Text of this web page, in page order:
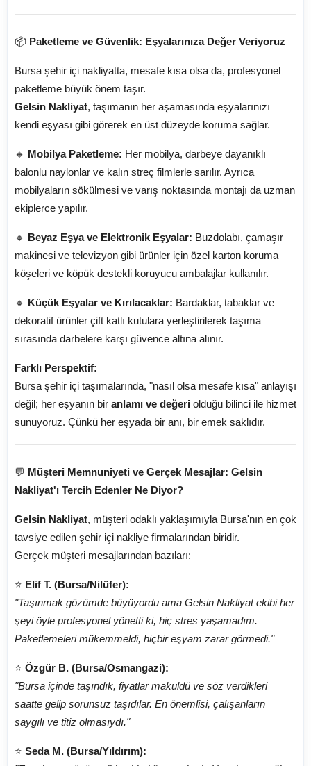
📦 Paketleme ve Güvenlik: Eşyalarınıza Değer Veriyoruz
Bursa şehir içi nakliyatta, mesafe kısa olsa da, profesyonel
paketleme büyük önem taşır.
Gelsin Nakliyat, taşımanın her aşamasında eşyalarınızı
kendi eşyası gibi görerek en üst düzeyde koruma sağlar.
🔸 Mobilya Paketleme: Her mobilya, darbeye dayanıklı
balonlu naylonlar ve kalın streç filmlerle sarılır. Ayrıca
mobilyaların sökülmesi ve varış noktasında montajı da uzman
ekiplerce yapılır.
🔸 Beyaz Eşya ve Elektronik Eşyalar: Buzdolabı, çamaşır
makinesi ve televizyon gibi ürünler için özel karton koruma
köşeleri ve köpük destekli koruyucu ambalajlar kullanılır.
🔸 Küçük Eşyalar ve Kırılacaklar: Bardaklar, tabaklar ve
dekoratif ürünler çift katlı kutulara yerleştirilerek taşıma
sırasında darbelere karşı güvence altına alınır.
Farklı Perspektif:
Bursa şehir içi taşımalarında, "nasıl olsa mesafe kısa" anlayışı
değil; her eşyanın bir anlamı ve değeri olduğu bilinci ile hizmet
sunuyoruz. Çünkü her eşyada bir anı, bir emek saklıdır.
💬 Müşteri Memnuniyeti ve Gerçek Mesajlar: Gelsin
Nakliyat'ı Tercih Edenler Ne Diyor?
Gelsin Nakliyat, müşteri odaklı yaklaşımıyla Bursa'nın en çok
tavsiye edilen şehir içi nakliye firmalarından biridir.
Gerçek müşteri mesajlarından bazıları:
⭐ Elif T. (Bursa/Nilüfer):
"Taşınmak gözümde büyüyordu ama Gelsin Nakliyat ekibi her
şeyi öyle profesyonel yönetti ki, hiç stres yaşamadım.
Paketlemeleri mükemmeldi, hiçbir eşyam zarar görmedi."
⭐ Özgür B. (Bursa/Osmangazi):
"Bursa içinde taşındık, fiyatlar makuldü ve söz verdikleri
saatte gelip sorunsuz taşıdılar. En önemlisi, çalışanların
saygılı ve titiz olmasıydı."
⭐ Seda M. (Bursa/Yıldırım):